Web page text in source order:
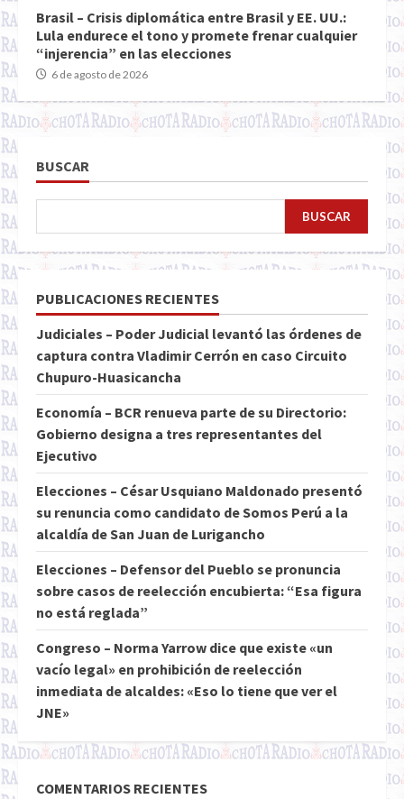
Brasil – Crisis diplomática entre Brasil y EE. UU.:
Lula endurece el tono y promete frenar cualquier
“injerencia” en las elecciones
6 de agosto de 2026
BUSCAR
BUSCAR
PUBLICACIONES RECIENTES
Judiciales – Poder Judicial levantó las órdenes de
captura contra Vladimir Cerrón en caso Circuito
Chupuro-Huasicancha
Economía – BCR renueva parte de su Directorio:
Gobierno designa a tres representantes del
Ejecutivo
Elecciones – César Usquiano Maldonado presentó
su renuncia como candidato de Somos Perú a la
alcaldía de San Juan de Lurigancho
Elecciones – Defensor del Pueblo se pronuncia
sobre casos de reelección encubierta: “Esa figura
no está reglada”
Congreso – Norma Yarrow dice que existe «un
vacío legal» en prohibición de reelección
inmediata de alcaldes: «Eso lo tiene que ver el
JNE»
COMENTARIOS RECIENTES